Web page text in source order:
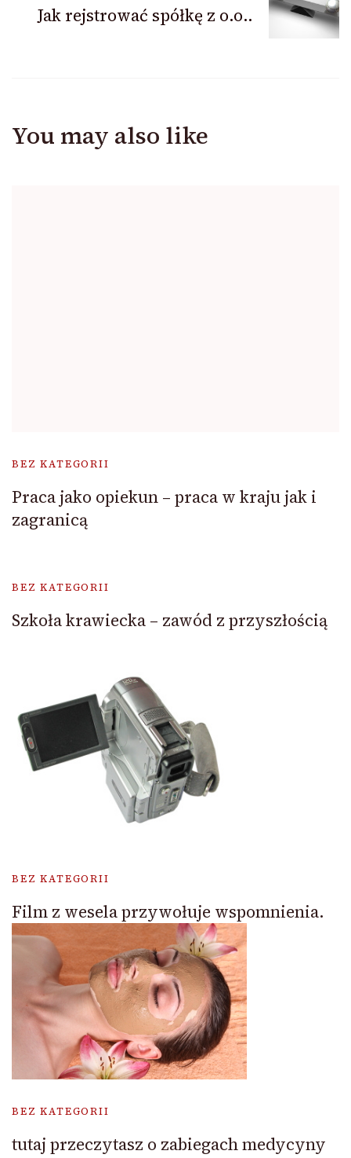
Jak rejstrować spółkę z o.o..
You may also like
BEZ KATEGORII
Praca jako opiekun – praca w kraju jak i
zagranicą
BEZ KATEGORII
Szkoła krawiecka – zawód z przyszłością
BEZ KATEGORII
Film z wesela przywołuje wspomnienia.
BEZ KATEGORII
tutaj przeczytasz o zabiegach medycyny